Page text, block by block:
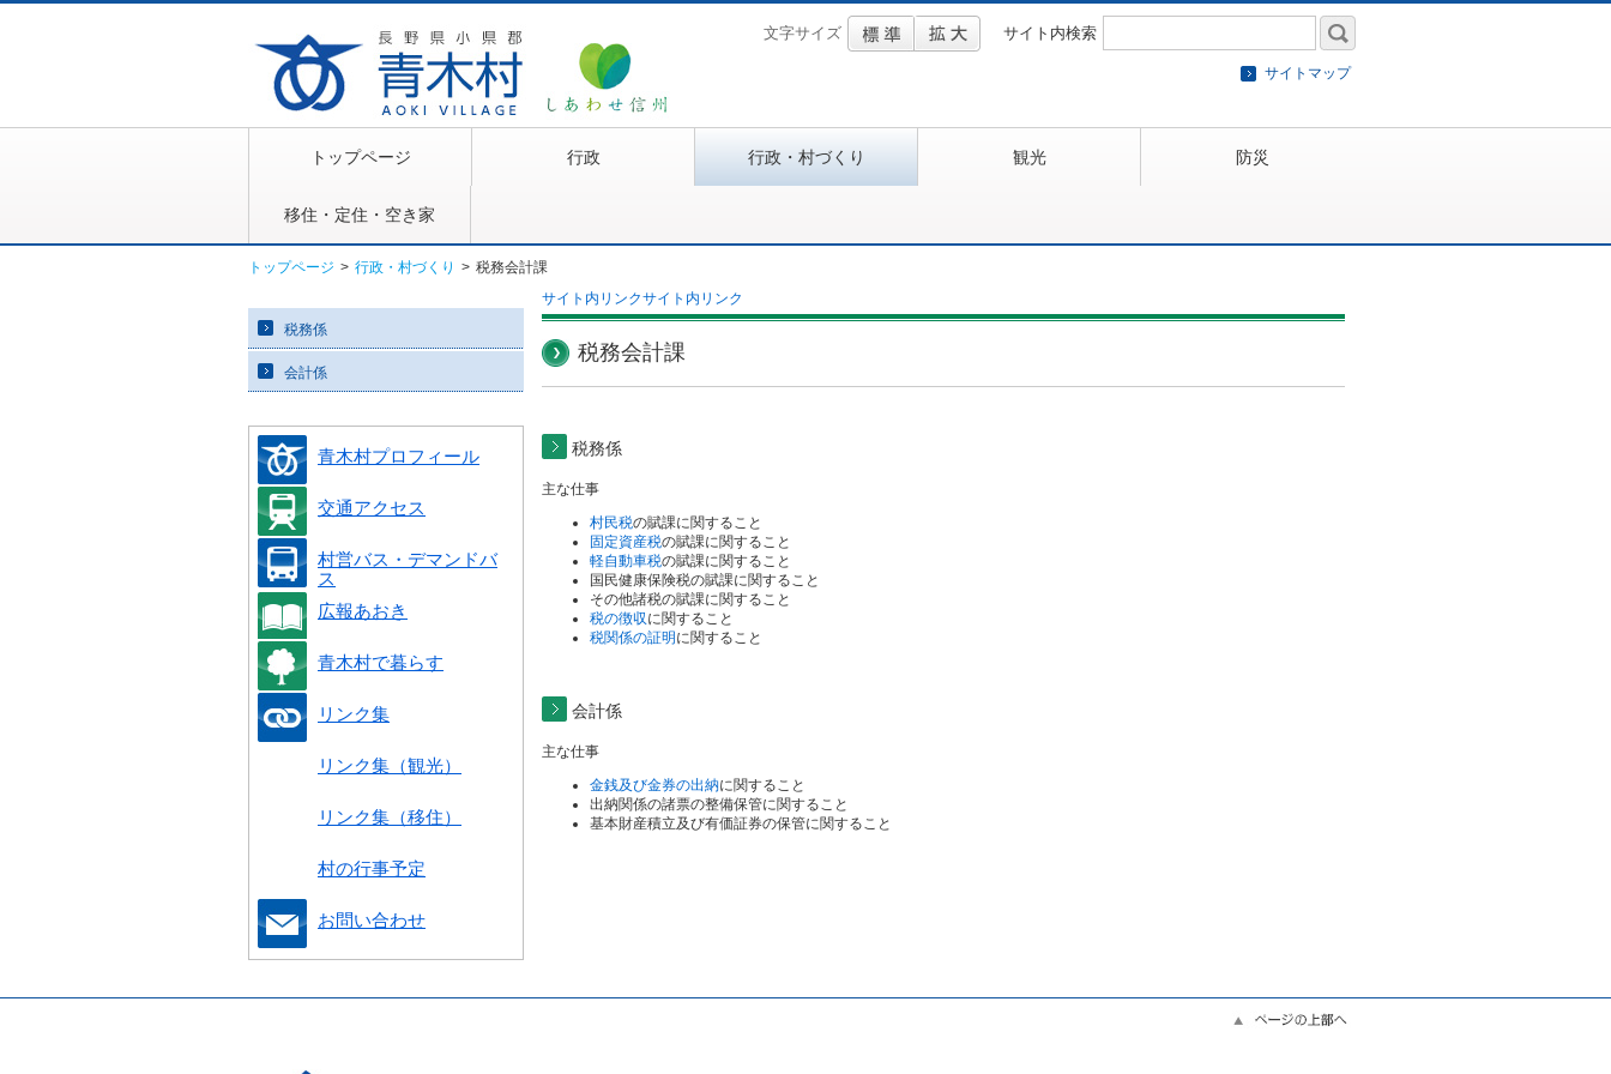
文字サイズ サイト内検索
サイトマップ
トップページ 行政 行政・村づくり 観光 防災
移住・定住・空き家
トップページ > 行政・村づくり > 税務会計課
税務係
会計係
青木村プロフィール
交通アクセス
村営バス・デマンドバ
ス
広報あおき
青木村で暮らす
リンク集
リンク集（観光）
リンク集（移住）
村の行事予定
お問い合わせ
サイト内リンクサイト内リンク
税務会計課
税務係
主な仕事
村民税の賦課に関すること
固定資産税の賦課に関すること
軽自動車税の賦課に関すること
国民健康保険税の賦課に関すること
その他諸税の賦課に関すること
税の徴収に関すること
税関係の証明 に関すること
会計係
主な仕事
金銭及び金券の出納に関すること
出納関係の諸票の整備保管に関すること
基本財産積立及び有価証券の保管に関すること